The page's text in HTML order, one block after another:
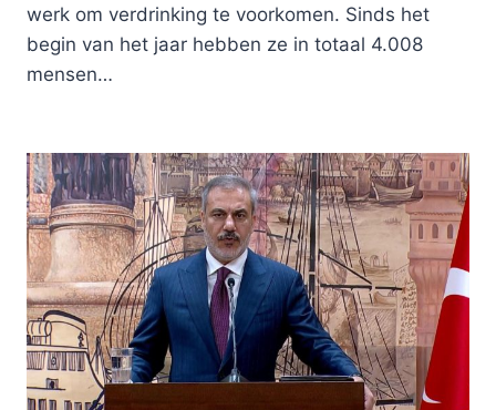
werk om verdrinking te voorkomen. Sinds het
begin van het jaar hebben ze in totaal 4.008
mensen…